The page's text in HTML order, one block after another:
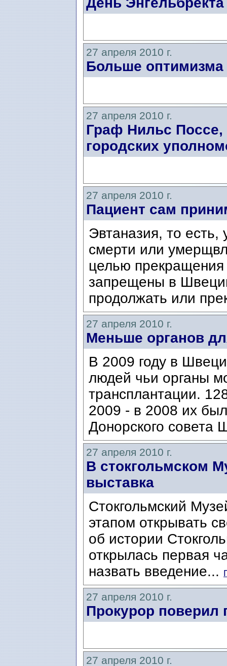
27 апреля 2010 г.
Больше оптимизма
27 апреля 2010 г.
Граф Нильс Поссе,
городских
27 апреля 2010 г.
Пациент сам
Эвтаназия, то
смерти или
целью
запрещены в
продолжать или
27 апреля 2010 г.
Меньше органов
В 2009 году в
людей чьи органы
трансплантации.
2009 - в 2008 их
Донорского совета
27 апреля 2010 г.
В стокгольмском
выставка
Стокгольмский
этапом открывать
об истории
открылась первая
назвать введение...
27 апреля 2010 г.
Прокурор поверил
27 апреля 2010 г.